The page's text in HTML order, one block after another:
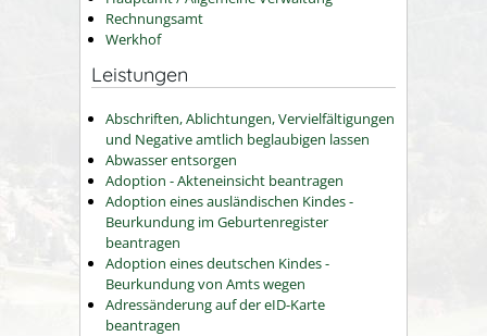
Rechnungsamt
Werkhof
Leistungen
Abschriften, Ablichtungen, Vervielfältigungen
und Negative amtlich beglaubigen lassen
Abwasser entsorgen
Adoption - Akteneinsicht beantragen
Adoption eines ausländischen Kindes -
Beurkundung im Geburtenregister
beantragen
Adoption eines deutschen Kindes -
Beurkundung von Amts wegen
Adressänderung auf der eID-Karte
beantragen